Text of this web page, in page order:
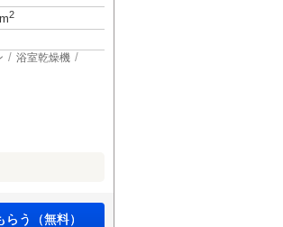
2
浴室乾燥機
らう（無料）